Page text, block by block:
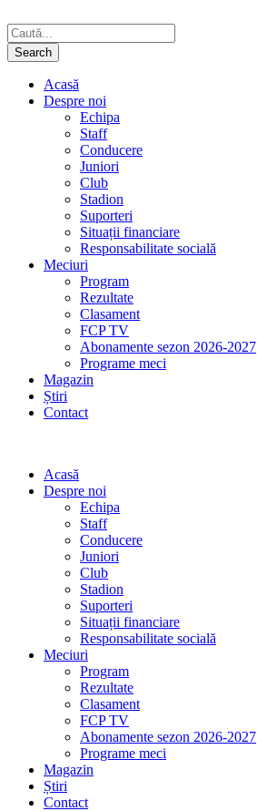
Acasă
Despre noi
Echipa
Staff
Conducere
Juniori
Club
Stadion
Suporteri
Situații financiare
Responsabilitate socială
Meciuri
Program
Rezultate
Clasament
FCP TV
Abonamente sezon 2026-2027
Programe meci
Magazin
Știri
Contact
Acasă
Despre noi
Echipa
Staff
Conducere
Juniori
Club
Stadion
Suporteri
Situații financiare
Responsabilitate socială
Meciuri
Program
Rezultate
Clasament
FCP TV
Abonamente sezon 2026-2027
Programe meci
Magazin
Știri
Contact